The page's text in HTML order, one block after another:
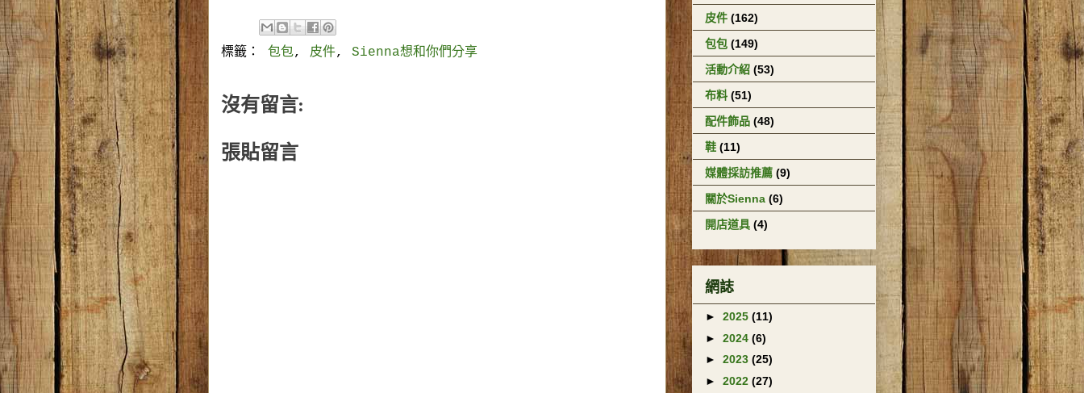
標籤： 包包, 皮件, Sienna想和你們分享
沒有留言:
張貼留言
皮件 (162)
包包 (149)
活動介紹 (53)
布料 (51)
配件飾品 (48)
鞋 (11)
媒體採訪推薦 (9)
關於Sienna (6)
開店道具 (4)
網誌
► 2025 (11)
► 2024 (6)
► 2023 (25)
► 2022 (27)